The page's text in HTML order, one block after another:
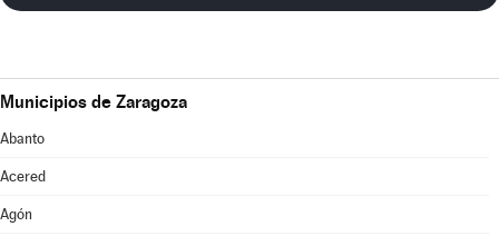
Municipios de Zaragoza
Abanto
Acered
Agón